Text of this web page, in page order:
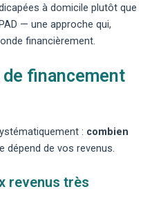
à domicile plutôt que
— une approche qui,
financièrement.
financement
: combien
dépend de vos revenus.
revenus très